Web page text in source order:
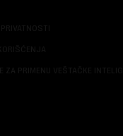
ZA PRIMENU VEŠTAČKE